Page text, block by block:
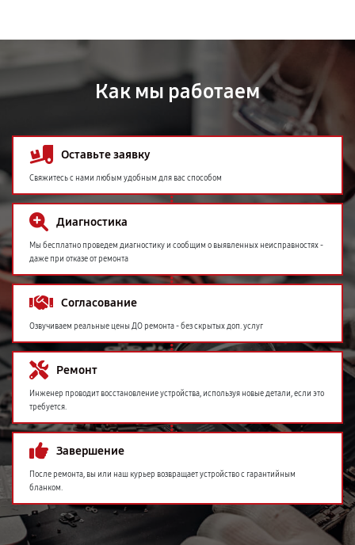
Как мы работаем
Оставьте заявку
Свяжитесь с нами любым удобным для вас способом
Диагностика
Мы бесплатно проведем диагностику и сообщим о выявленных неисправностях -
даже при отказе от ремонта
Согласование
Озвучиваем реальные цены ДО ремонта - без скрытых доп. услуг
Ремонт
Инженер проводит восстановление устройства, используя новые детали, если это
требуется.
Завершение
После ремонта, вы или наш курьер возвращает устройство с гарантийным
бланком.